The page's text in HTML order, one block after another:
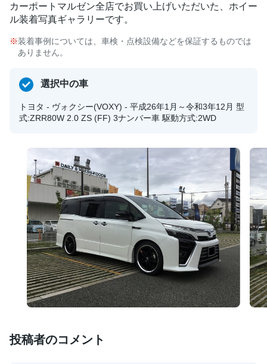
カーポートマルゼン全店でお買い上げいただいた、ホイー
ル装着写真ギャラリーです。
装着事例については、車検・点検設備などを保証するものでは
ありません。
選択中の車
トヨタ - ヴォクシー(VOXY) - 平成26年1月～令和3年12月 型
式:ZRR80W 2.0 ZS (FF) 3ナンバー車 駆動方式:2WD
投稿者のコメント